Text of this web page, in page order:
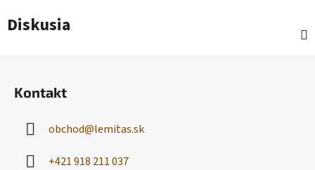
Diskusia
Kontakt
obchod@lemitas.sk
+421 918 211 037